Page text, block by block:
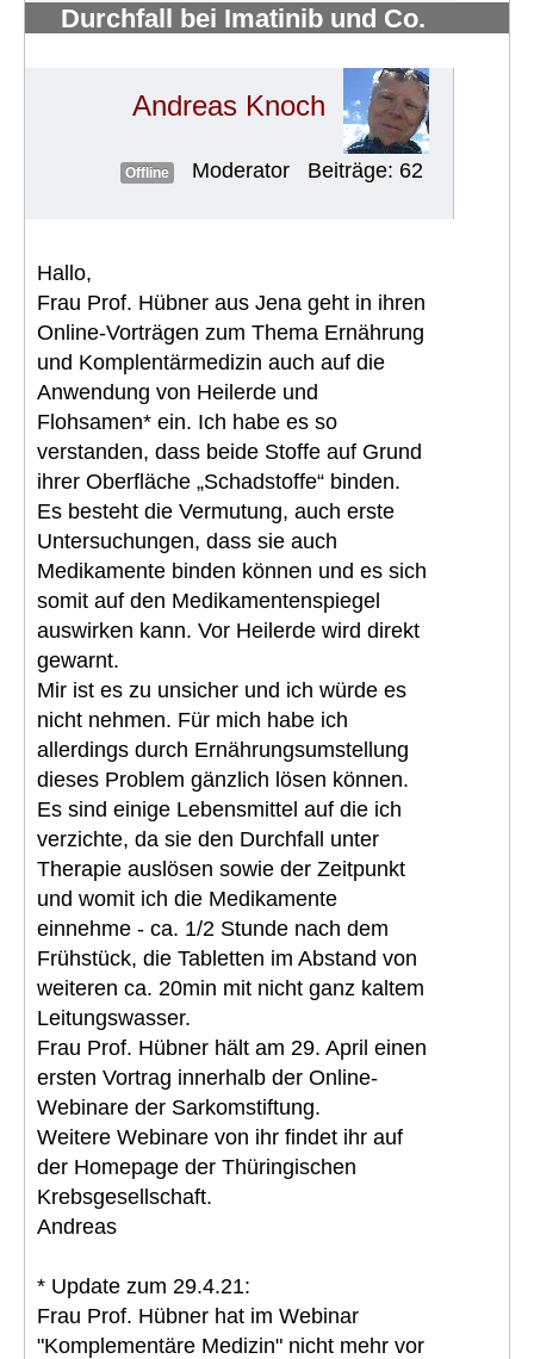
Durchfall bei Imatinib und Co.
Andreas Knoch
Offline Moderator Beiträge: 62
Hallo,
Frau Prof. Hübner aus Jena geht in ihren
Online-Vorträgen zum Thema Ernährung
und Komplentärmedizin auch auf die
Anwendung von Heilerde und
Flohsamen* ein. Ich habe es so
verstanden, dass beide Stoffe auf Grund
ihrer Oberfläche „Schadstoffe“ binden.
Es besteht die Vermutung, auch erste
Untersuchungen, dass sie auch
Medikamente binden können und es sich
somit auf den Medikamentenspiegel
auswirken kann. Vor Heilerde wird direkt
gewarnt.
Mir ist es zu unsicher und ich würde es
nicht nehmen. Für mich habe ich
allerdings durch Ernährungsumstellung
dieses Problem gänzlich lösen können.
Es sind einige Lebensmittel auf die ich
verzichte, da sie den Durchfall unter
Therapie auslösen sowie der Zeitpunkt
und womit ich die Medikamente
einnehme - ca. 1/2 Stunde nach dem
Frühstück, die Tabletten im Abstand von
weiteren ca. 20min mit nicht ganz kaltem
Leitungswasser.
Frau Prof. Hübner hält am 29. April einen
ersten Vortrag innerhalb der Online-
Webinare der Sarkomstiftung.
Weitere Webinare von ihr findet ihr auf
der Homepage der Thüringischen
Krebsgesellschaft.
Andreas
* Update zum 29.4.21:
Frau Prof. Hübner hat im Webinar
"Komplementäre Medizin" nicht mehr vor